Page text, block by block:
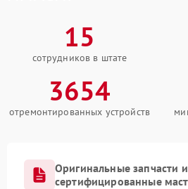
15
сотрудников в штате
3654
отремонтированных устройств
Оригинальные запчасти и
сертифицированные